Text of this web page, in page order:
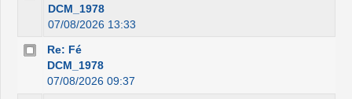
DCM_1978
07/08/2026 13:33
Re: Fé
DCM_1978
07/08/2026 09:37